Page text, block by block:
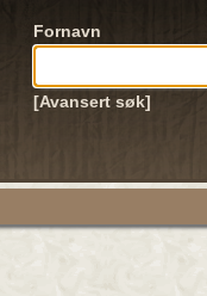
Fornavn
[Avansert søk]